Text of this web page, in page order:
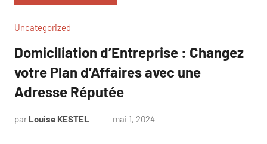
Uncategorized
Domiciliation d’Entreprise : Changez
votre Plan d’Affaires avec une
Adresse Réputée
par Louise KESTEL mai 1, 2024